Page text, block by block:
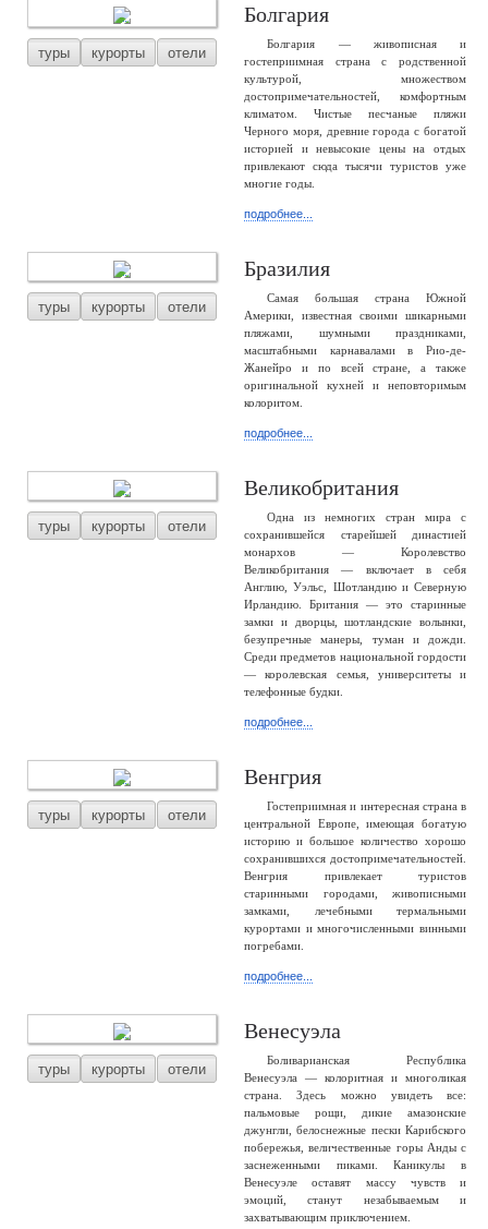
туры курорты отели
Болгария
Болгария — живописная и
гостеприимная страна с родственной
культурой, множеством
достопримечательностей, комфортным
климатом. Чистые песчаные пляжи
Черного моря, древние города с богатой
историей и невысокие цены на отдых
привлекают сюда тысячи туристов уже
многие годы.
подробнее...
туры курорты отели
Бразилия
Самая большая страна Южной
Америки, известная своими шикарными
пляжами, шумными праздниками,
масштабными карнавалами в Рио-де-
Жанейро и по всей стране, а также
оригинальной кухней и неповторимым
колоритом.
подробнее...
туры курорты отели
Великобритания
Одна из немногих стран мира с
сохранившейся старейшей династией
монархов — Королевство
Великобритания — включает в себя
Англию, Уэльс, Шотландию и Северную
Ирландию. Британия — это старинные
замки и дворцы, шотландские волынки,
безупречные манеры, туман и дожди.
Среди предметов национальной гордости
— королевская семья, университеты и
телефонные будки.
подробнее...
туры курорты отели
Венгрия
Гостеприимная и интересная страна в
центральной Европе, имеющая богатую
историю и большое количество хорошо
сохранившихся достопримечательностей.
Венгрия привлекает туристов
старинными городами, живописными
замками, лечебными термальными
курортами и многочисленными винными
погребами.
подробнее...
туры курорты отели
Венесуэла
Боливарианская Республика
Венесуэла — колоритная и многоликая
страна. Здесь можно увидеть все:
пальмовые рощи, дикие амазонские
джунгли, белоснежные пески Карибского
побережья, величественные горы Анды с
заснеженными пиками. Каникулы в
Венесуэле оставят массу чувств и
эмоций, станут незабываемым и
захватывающим приключением.